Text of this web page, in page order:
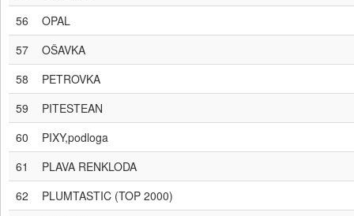
56
OPAL
57
OŠAVKA
58
PETROVKA
59
PITESTEAN
60
PIXY,podloga
61
PLAVA RENKLODA
62
PLUMTASTIC (TOP 2000)